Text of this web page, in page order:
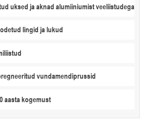
uksed ja aknad alumiiniumist veeliistudega
lingid ja lukud
vundamendiprussid
aasta kogemust